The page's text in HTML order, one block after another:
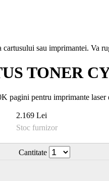
sau imprimantei. Va
TONER
pagini pentru imprimante
2.169 Lei
Stoc furnizor
Cantitate